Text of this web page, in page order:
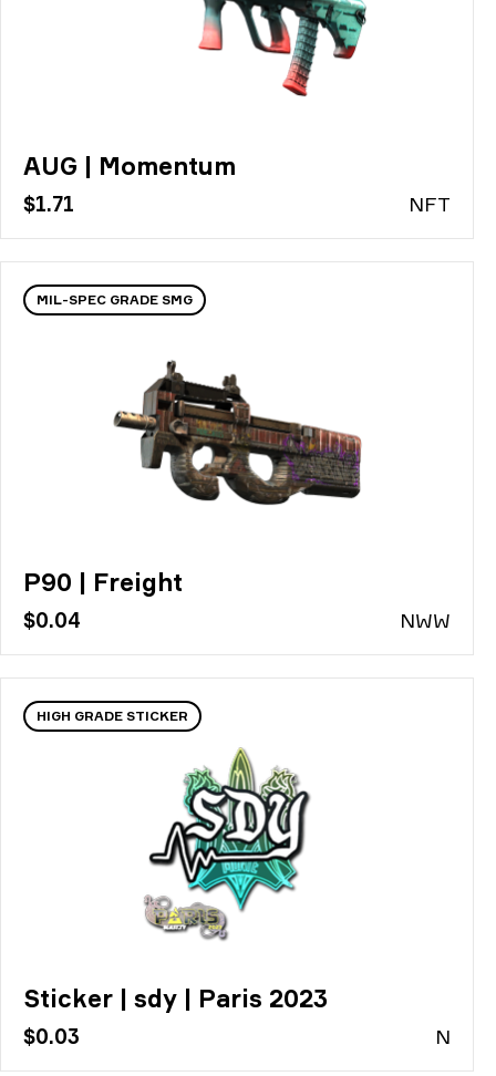
AUG | Momentum
$1.71 NFT
MIL-SPEC GRADE SMG
P90 | Freight
$0.04 NWW
HIGH GRADE STICKER
Sticker | sdy | Paris 2023
$0.03 N